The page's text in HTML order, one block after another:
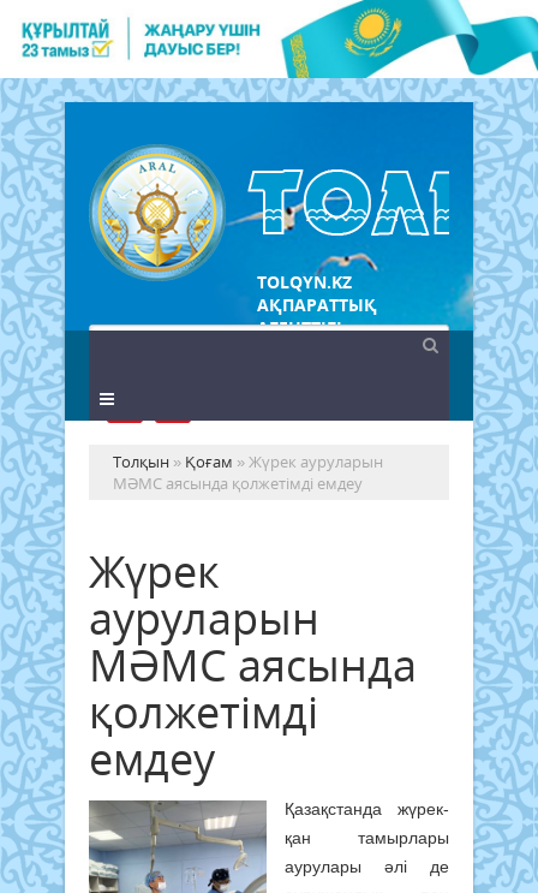
TOLQYN.KZ
АҚПАРАТТЫҚ
АГЕНТТІГІ
Толқын » Қоғам » Жүрек ауруларын
МӘМС аясында қолжетімді емдеу
Жүрек
ауруларын
МӘМС аясында
қолжетімді
емдеу
Қазақстанда жүрек-
қан тамырлары
аурулары әлі де